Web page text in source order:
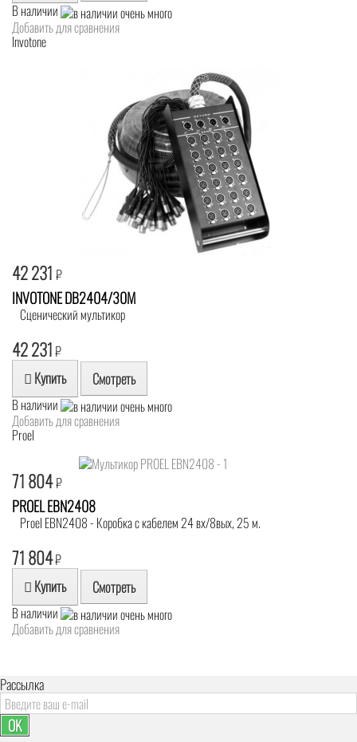
В наличии
Добавить для сравнения
Invotone
42 231 ₽
INVOTONE DB2404/30M
Сценический мультикор
42 231₽
Купить Смотреть
В наличии
Добавить для сравнения
Proel
71 804₽
PROEL EBN2408
Proel EBN2408 - Коробка с кабелем 24 вх/8вых, 25 м.
71 804₽
Купить Смотреть
В наличии
Добавить для сравнения
Рассылка
OK